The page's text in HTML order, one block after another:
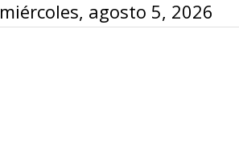
miércoles, agosto 5, 2026